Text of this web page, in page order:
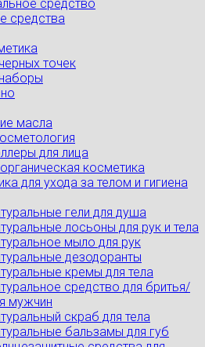
средство
средства
точек
масла
для лица
косметика
для ухода за телом и гигиена
гели для душа
лосьоны для рук и тела
мыло для рук
дезодоранты
кремы для тела
средство для бритья/
мужчин
скраб для тела
бальзамы для губ